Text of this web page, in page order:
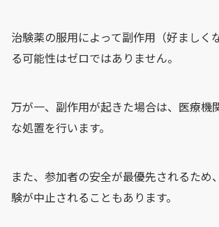
治験薬の服用によって副作用（好ましく
る可能性はゼロではありません。
万が一、副作用が起きた場合は、医療機
な処置を行います。
また、参加者の安全が最優先されるため
験が中止されることもあります。